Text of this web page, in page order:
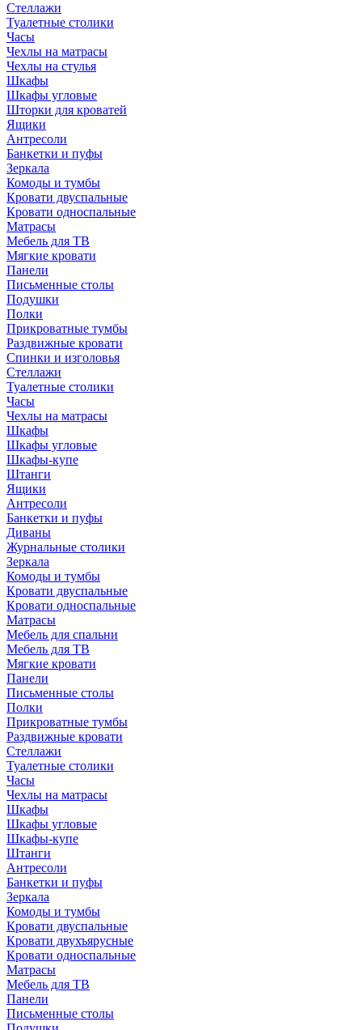
Стеллажи
Туалетные столики
Часы
Чехлы на матрасы
Чехлы на стулья
Шкафы
Шкафы угловые
Шторки для кроватей
Ящики
Антресоли
Банкетки и пуфы
Зеркала
Комоды и тумбы
Кровати двуспальные
Кровати односпальные
Матрасы
Мебель для ТВ
Мягкие кровати
Панели
Письменные столы
Подушки
Полки
Прикроватные тумбы
Раздвижные кровати
Спинки и изголовья
Стеллажи
Туалетные столики
Часы
Чехлы на матрасы
Шкафы
Шкафы угловые
Шкафы-купе
Штанги
Ящики
Антресоли
Банкетки и пуфы
Диваны
Журнальные столики
Зеркала
Комоды и тумбы
Кровати двуспальные
Кровати односпальные
Матрасы
Мебель для спальни
Мебель для ТВ
Мягкие кровати
Панели
Письменные столы
Полки
Прикроватные тумбы
Раздвижные кровати
Стеллажи
Туалетные столики
Часы
Чехлы на матрасы
Шкафы
Шкафы угловые
Шкафы-купе
Штанги
Антресоли
Банкетки и пуфы
Зеркала
Комоды и тумбы
Кровати двуспальные
Кровати двухъярусные
Кровати односпальные
Матрасы
Мебель для ТВ
Панели
Письменные столы